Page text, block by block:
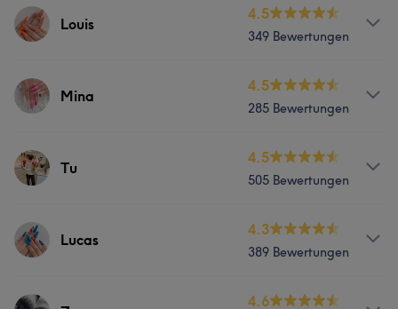
Louis
4.5
349 Bewertungen
Services
Was unsere Kunden über Louis sagen
Mina
4.5
285 Bewertungen
Services
Was unsere Kunden über Mina sagen
Tu
4.5
505 Bewertungen
Services
Lucas
4.3
389 Bewertungen
Services 4.6